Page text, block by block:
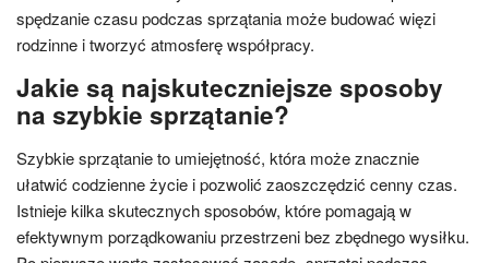
spędzanie czasu podczas sprzątania może budować więzi
rodzinne i tworzyć atmosferę współpracy.
Jakie są najskuteczniejsze sposoby
na szybkie sprzątanie?
Szybkie sprzątanie to umiejętność, która może znacznie
ułatwić codzienne życie i pozwolić zaoszczędzić cenny czas.
Istnieje kilka skutecznych sposobów, które pomagają w
efektywnym porządkowaniu przestrzeni bez zbędnego wysiłku.